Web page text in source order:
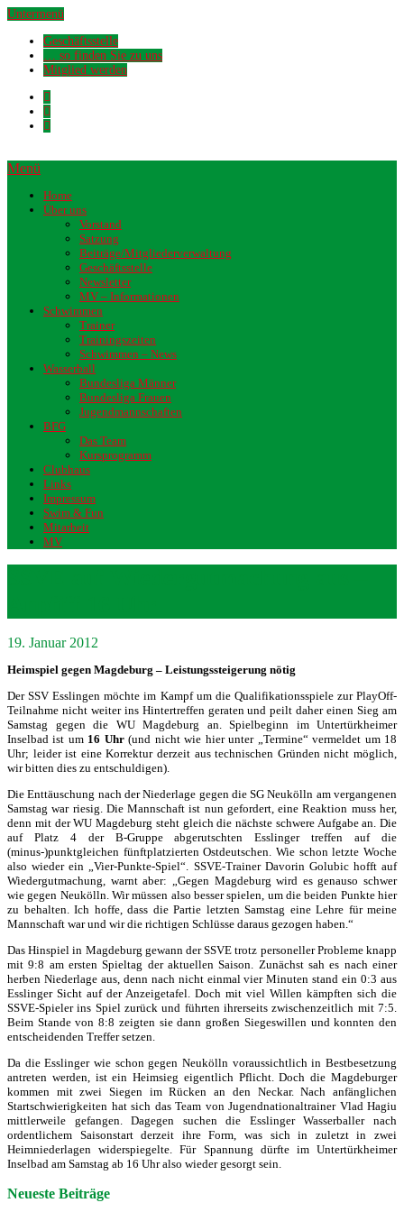
Untermenü
Geschäftsstelle
… so finden Sie zu uns
Mitglied werden
Menü
Home
Über uns
Vorstand
Satzung
Beiträge/Mitgliederverwaltung
Geschäftsstelle
Newsletter
MV – Informationen
Schwimmen
Trainer
Trainingszeiten
Schwimmen – News
Wasserball
Bundesliga Männer
Bundesliga Frauen
Jugendmannschaften
BFG
Das Team
Kursprogramm
Clubhaus
Links
Impressum
Swim & Fun
Mitarbeit
MV
19. Januar 2012
Heimspiel gegen Magdeburg – Leistungssteigerung nötig
Der SSV Esslingen möchte im Kampf um die Qualifikationsspiele zur PlayOff-
Teilnahme nicht weiter ins Hintertreffen geraten und peilt daher einen Sieg am
Samstag gegen die WU Magdeburg an. Spielbeginn im Untertürkheimer
Inselbad ist um 16 Uhr(und nicht wie hier unter „Termine“ vermeldet um 18
Uhr; leider ist eine Korrektur derzeit aus technischen Gründen nicht möglich,
wir bitten dies zu entschuldigen).
Die Enttäuschung nach der Niederlage gegen die SG Neukölln am vergangenen
Samstag war riesig. Die Mannschaft ist nun gefordert, eine Reaktion muss her,
denn mit der WU Magdeburg steht gleich die nächste schwere Aufgabe an. Die
auf Platz 4 der B-Gruppe abgerutschten Esslinger treffen auf die
(minus-)punktgleichen fünftplatzierten Ostdeutschen. Wie schon letzte Woche
also wieder ein „Vier-Punkte-Spiel“. SSVE-Trainer Davorin Golubic hofft auf
Wiedergutmachung, warnt aber: „Gegen Magdeburg wird es genauso schwer
wie gegen Neukölln. Wir müssen also besser spielen, um die beiden Punkte hier
zu behalten. Ich hoffe, dass die Partie letzten Samstag eine Lehre für meine
Mannschaft war und wir die richtigen Schlüsse daraus gezogen haben.“
Das Hinspiel in Magdeburg gewann der SSVE trotz personeller Probleme knapp
mit 9:8 am ersten Spieltag der aktuellen Saison. Zunächst sah es nach einer
herben Niederlage aus, denn nach nicht einmal vier Minuten stand ein 0:3 aus
Esslinger Sicht auf der Anzeigetafel. Doch mit viel Willen kämpften sich die
SSVE-Spieler ins Spiel zurück und führten ihrerseits zwischenzeitlich mit 7:5.
Beim Stande von 8:8 zeigten sie dann großen Siegeswillen und konnten den
entscheidenden Treffer setzen.
Da die Esslinger wie schon gegen Neukölln voraussichtlich in Bestbesetzung
antreten werden, ist ein Heimsieg eigentlich Pflicht. Doch die Magdeburger
kommen mit zwei Siegen im Rücken an den Neckar. Nach anfänglichen
Startschwierigkeiten hat sich das Team von Jugendnationaltrainer Vlad Hagiu
mittlerweile gefangen. Dagegen suchen die Esslinger Wasserballer nach
ordentlichem Saisonstart derzeit ihre Form, was sich in zuletzt in zwei
Heimniederlagen widerspiegelte. Für Spannung dürfte im Untertürkheimer
Inselbad am Samstag ab 16 Uhr also wieder gesorgt sein.
Neueste Beiträge